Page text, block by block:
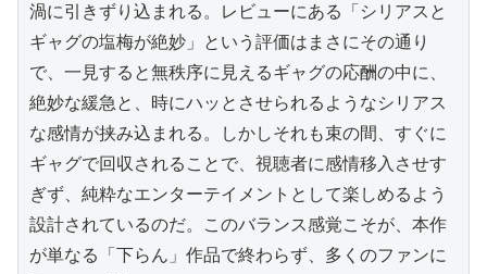
渦に引きずり込まれる。レビューにある「シリアスと
ギャグの塩梅が絶妙」という評価はまさにその通り
で、一見すると無秩序に見えるギャグの応酬の中に、
絶妙な緩急と、時にハッとさせられるようなシリアス
な感情が挟み込まれる。しかしそれも束の間、すぐに
ギャグで回収されることで、視聴者に感情移入させす
ぎず、純粋なエンターテイメントとして楽しめるよう
設計されているのだ。このバランス感覚こそが、本作
が単なる「下らん」作品で終わらず、多くのファンに